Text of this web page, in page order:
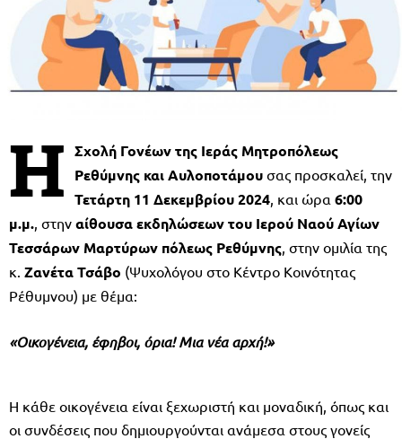
Η Σχολή Γονέων της Ιεράς Μητροπόλεως
Ρεθύμνης και Αυλοποτάμου σας προσκαλεί, την
Τετάρτη 11 Δεκεμβρίου 2024 , και ώρα 6:00
μ.μ. , στην αίθουσα εκδηλώσεων του Ιερού Ναού Αγίων
Τεσσάρων Μαρτύρων πόλεως Ρεθύμνης , στην ομιλία της
κ. Ζανέτα Τσάβο (Ψυχολόγου στο Κέντρο Κοινότητας
Ρέθυμνου) με θέμα:
«Οικογένεια, έφηβοι, όρια! Μια νέα αρχή!»
Η κάθε οικογένεια είναι ξεχωριστή και μοναδική, όπως και
οι συνδέσεις που δημιουργούνται ανάμεσα στους γονείς